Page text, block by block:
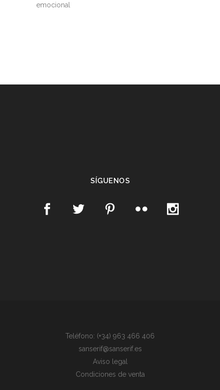
emocional
SÍGUENOS
Teléfono: (+34) 963 466 406
sanserif@sanserif.es
Aviso legal
Condiciones de venta